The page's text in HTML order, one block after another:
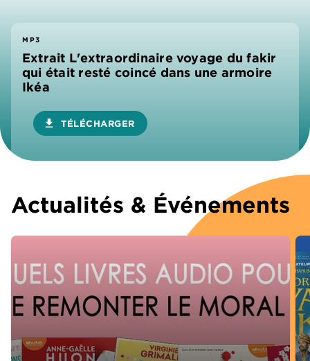
MP3
Extrait L'extraordinaire voyage du fakir
qui était resté coincé dans une armoire
Ikéa
download TÉLÉCHARGER
Actualités & Événements